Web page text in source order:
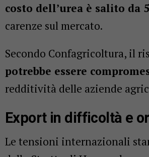
costo dell’urea è salito da
carenze sul mercato.
Secondo Confagricoltura, il
potrebbe essere
redditività delle aziende
Export in difficoltà e
Le tensioni internazionali